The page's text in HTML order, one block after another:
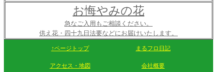
お悔やみの花
急なご入用もご相談ください。
供え花・四十九日法要などにお届けいたします。
↑ページトップ まるフロ日記
アクセス・地図 会社概要